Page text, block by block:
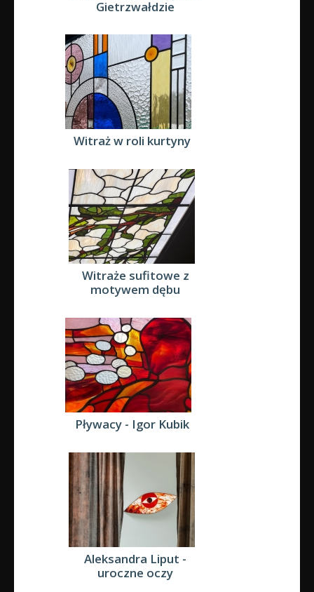
Gietrzwałdzie
Witraż w roli kurtyny
Witraże sufitowe z
motywem dębu
Pływacy - Igor Kubik
Aleksandra Liput -
uroczne oczy